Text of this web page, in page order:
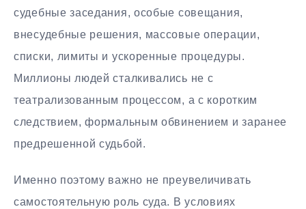
судебные заседания, особые совещания,
внесудебные решения, массовые операции,
списки, лимиты и ускоренные процедуры.
Миллионы людей сталкивались не с
театрализованным процессом, а с коротким
следствием, формальным обвинением и заранее
предрешенной судьбой.
Именно поэтому важно не преувеличивать
самостоятельную роль суда. В условиях